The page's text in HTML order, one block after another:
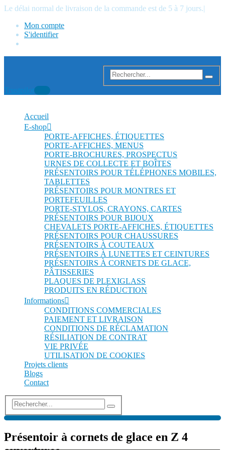
Le délai normal de livraison de la commande est de 5 à 7 jours.|
Mon compte
S'identifier
Trustpilot
Accueil
E-shop
PORTE-AFFICHES, ÉTIQUETTES
PORTE-AFFICHES, MENUS
PORTE-BROCHURES, PROSPECTUS
URNES DE COLLECTE ET BOÎTES
PRÉSENTOIRS POUR TÉLÉPHONES MOBILES,
TABLETTES
PRÉSENTOIRS POUR MONTRES ET
PORTEFEUILLES
PORTE-STYLOS, CRAYONS, CARTES
PRÉSENTOIRS POUR BIJOUX
CHEVALETS PORTE-AFFICHES, ÉTIQUETTES
PRÉSENTOIRS POUR CHAUSSURES
PRÉSENTOIRS À COUTEAUX
PRÉSENTOIRS À LUNETTES ET CEINTURES
PRÉSENTOIRS À CORNETS DE GLACE,
PÂTISSERIES
PLAQUES DE PLEXIGLASS
PRODUITS EN RÉDUCTION
Informations
CONDITIONS COMMERCIALES
PAIEMENT ET LIVRAISON
CONDITIONS DE RÉCLAMATION
RÉSILIATION DE CONTRAT
VIE PRIVÉE
UTILISATION DE COOKIES
Projets clients
Blogs
Contact
Présentoir à cornets de glace en Z 4